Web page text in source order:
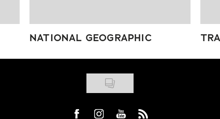
NATIONAL GEOGRAPHIC
Visit us on Facebook
Visit us on Instagram
Visit us on Youtube
Visit us on Rss